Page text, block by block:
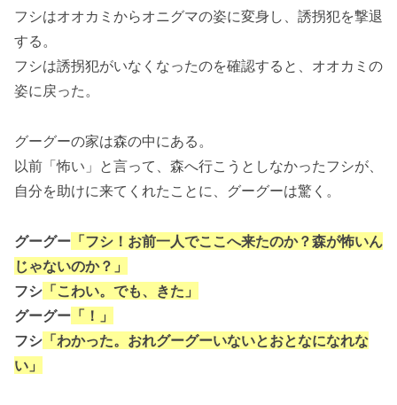
フシはオオカミからオニグマの姿に変身し、誘拐犯を撃退
する。
フシは誘拐犯がいなくなったのを確認すると、オオカミの
姿に戻った。
グーグーの家は森の中にある。
以前「怖い」と言って、森へ行こうとしなかったフシが、
自分を助けに来てくれたことに、グーグーは驚く。
グーグー 「フシ！お前一人でここへ来たのか？森が怖いん
じゃないのか？」
フシ 「こわい。でも、きた」
グーグー 「！」
フシ 「わかった。おれグーグーいないとおとなになれな
い」